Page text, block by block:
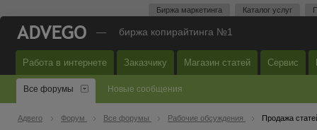
Биржа маркетинга Каталог услуг
— биржа копирайтинга №1
Работа в интернете Заказчику Магазин статей Сервис
Все форумы Новые сообщения
Адвего Форум Все форумы Рабочие обсуждения Продажа